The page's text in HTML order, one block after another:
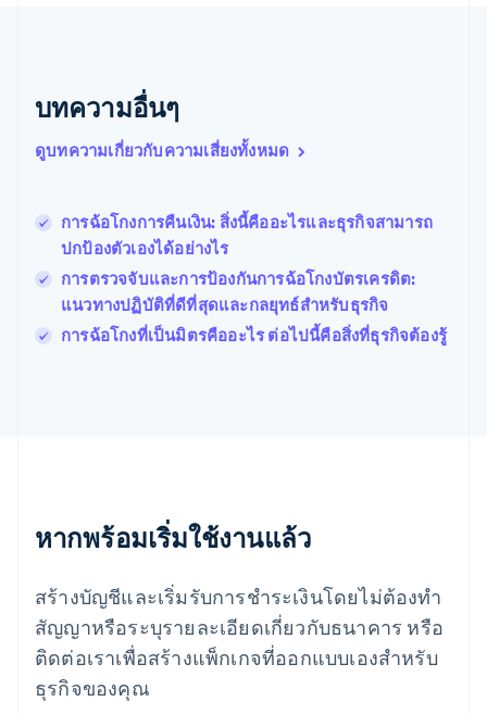
บทความอื่นๆ
ดูบทความเกี่ยวกับความเสี่ยงทั้งหมด
การฉ้อโกงการคืนเงิน: สิ่งนี้คืออะไรและธุรกิจสามารถ
ปกป้องตัวเองได้อย่างไร
การตรวจจับและการป้องกันการฉ้อโกงบัตรเครดิต:
แนวทางปฏิบัติที่ดีที่สุดและกลยุทธ์สําหรับธุรกิจ
การฉ้อโกงที่เป็นมิตรคืออะไร ต่อไปนี้คือสิ่งที่ธุรกิจต้องรู้
หากพร้อมเริ่มใช้งานแล้ว
สร้างบัญชีและเริ่มรับการชำระเงินโดยไม่ต้องทำ
สัญญาหรือระบุรายละเอียดเกี่ยวกับธนาคาร หรือ
ติดต่อเราเพื่อสร้างแพ็กเกจที่ออกแบบเองสำหรับ
ธุรกิจของคุณ
PortuguêsEnglish
English
ฟินแลนด์
Svenska
มอลตา
English
มาเลเซีย
简体中文
เม็กซิโก
ลักเซมเบิร์ก
Français Deutsch English
English
ลิกเตนสไตน์
DeutschEnglish
ลิทัวเนีย
English
สเปน